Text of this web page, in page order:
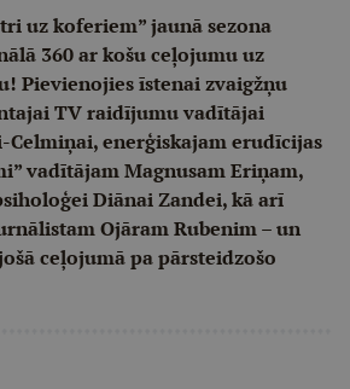
uz koferiem” jaunā sezona
360 ar košu ceļojumu uz
Pievienojies īstenai zvaigžņu
TV raidījumu vadītājai
Celmiņai, enerģiskajam erudīcijas
vadītājam Magnusam Eriņam,
Diānai Zandei, kā arī
Ojāram Rubenim – un
ceļojumā pa pārsteidzošo